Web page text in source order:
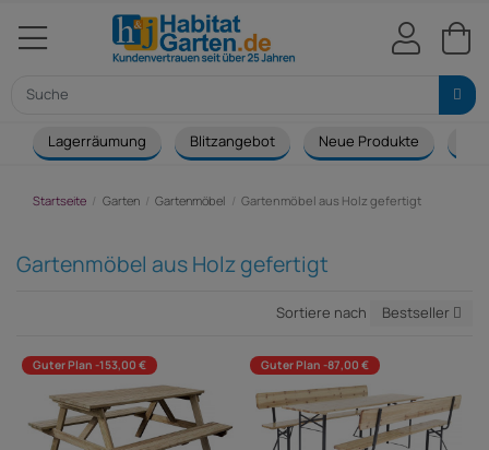
Lagerräumung Blitzangebot Neue Produkte
Startseite Garten Gartenmöbel Gartenmöbel aus Holz gefertigt
Gartenmöbel aus Holz gefertigt
Sortiere nach Bestseller
Guter Plan -153,00 € Guter Plan -87,00 €